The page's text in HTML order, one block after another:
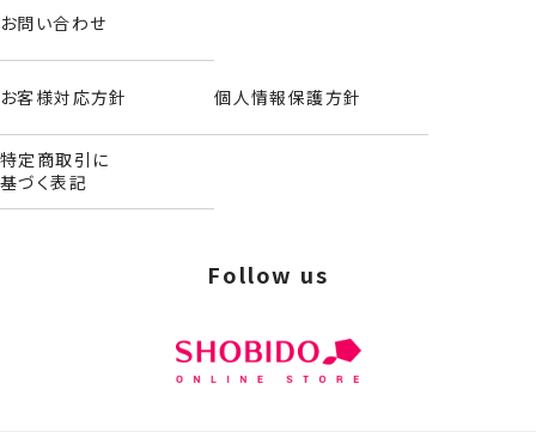
お問い合わせ
お客様対応方針 個人情報保護方針
特定商取引に
基づく表記
Follow us